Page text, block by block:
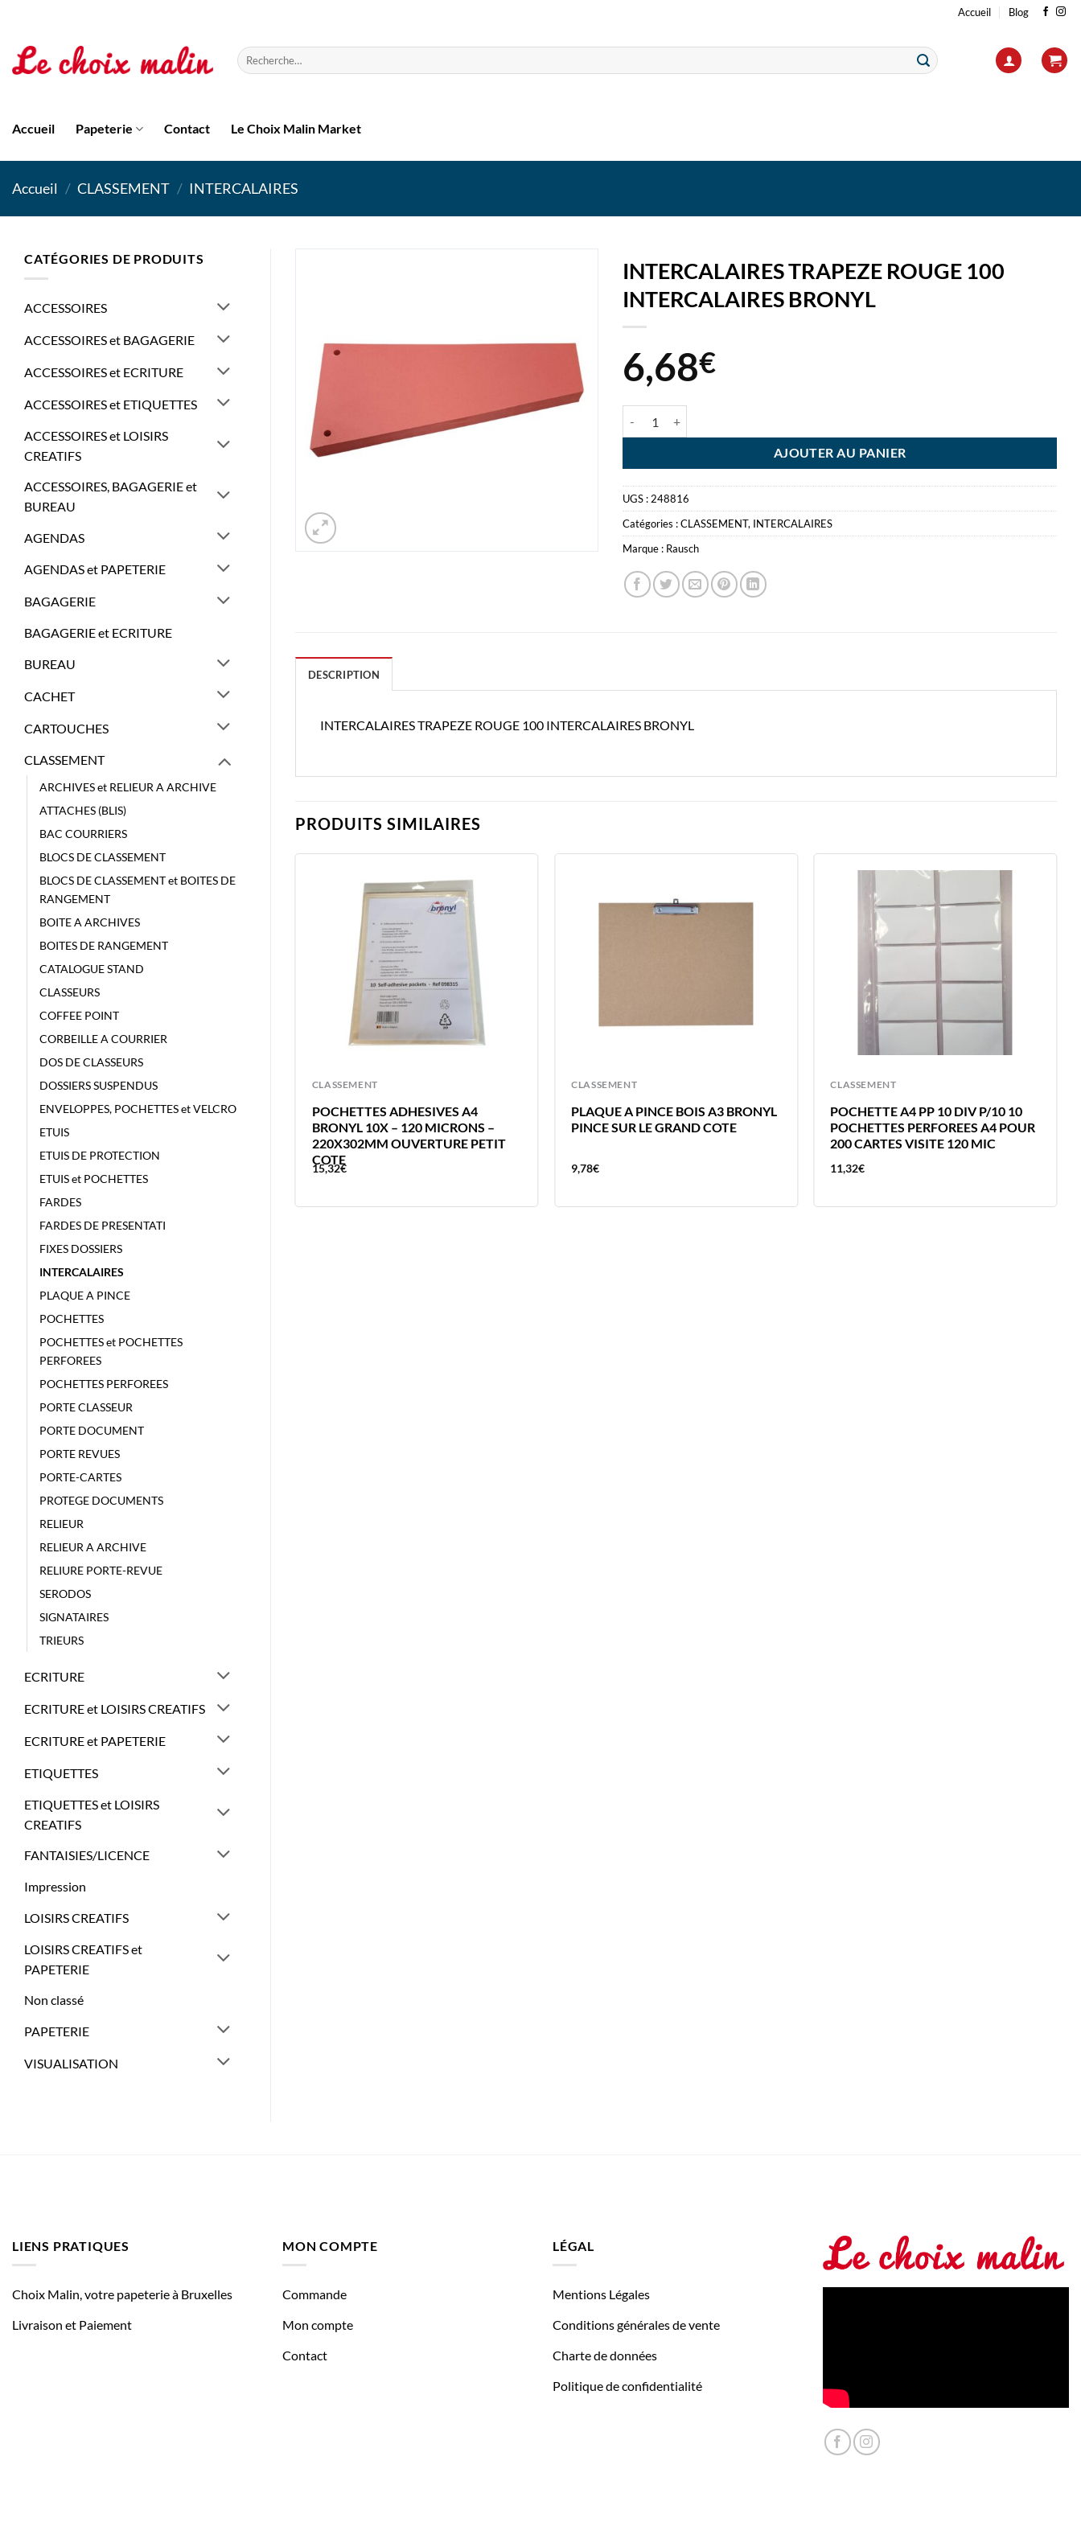
contenu
Accueil Blog
Recherche
pour :
Accueil Papeterie Contact Le Choix Malin Market
Accueil / CLASSEMENT / INTERCALAIRES
CATÉGORIES DE PRODUITS
ACCESSOIRES
ACCESSOIRES et BAGAGERIE
ACCESSOIRES et ECRITURE
ACCESSOIRES et ETIQUETTES
ACCESSOIRES et LOISIRS
CREATIFS
ACCESSOIRES, BAGAGERIE et
BUREAU
AGENDAS
AGENDAS et PAPETERIE
BAGAGERIE
BAGAGERIE et ECRITURE
BUREAU
CACHET
CARTOUCHES
CLASSEMENT
ARCHIVES et RELIEUR A ARCHIVE
ATTACHES (BLIS)
BAC COURRIERS
BLOCS DE CLASSEMENT
BLOCS DE CLASSEMENT et BOITES DE
RANGEMENT
BOITE A ARCHIVES
BOITES DE RANGEMENT
CATALOGUE STAND
CLASSEURS
COFFEE POINT
CORBEILLE A COURRIER
DOS DE CLASSEURS
DOSSIERS SUSPENDUS
ENVELOPPES, POCHETTES et VELCRO
ETUIS
ETUIS DE PROTECTION
ETUIS et POCHETTES
FARDES
FARDES DE PRESENTATI
FIXES DOSSIERS
INTERCALAIRES
PLAQUE A PINCE
POCHETTES
POCHETTES et POCHETTES
PERFOREES
POCHETTES PERFOREES
PORTE CLASSEUR
PORTE DOCUMENT
PORTE REVUES
PORTE-CARTES
PROTEGE DOCUMENTS
RELIEUR
RELIEUR A ARCHIVE
RELIURE PORTE-REVUE
SERODOS
SIGNATAIRES
TRIEURS
ECRITURE
ECRITURE et LOISIRS CREATIFS
ECRITURE et PAPETERIE
ETIQUETTES
ETIQUETTES et LOISIRS
CREATIFS
FANTAISIES/LICENCE
Impression
LOISIRS CREATIFS
LOISIRS CREATIFS et
PAPETERIE
Non classé
PAPETERIE
VISUALISATION
INTERCALAIRES TRAPEZE ROUGE 100
INTERCALAIRES BRONYL
6,68€
AJOUTER AU PANIER
UGS : 248816
Catégories :CLASSEMENT, INTERCALAIRES
Marque : Rausch
DESCRIPTION
INTERCALAIRES TRAPEZE ROUGE 100 INTERCALAIRES BRONYL
PRODUITS SIMILAIRES
CLASSEMENT
POCHETTES ADHESIVES A4
BRONYL 10X – 120 MICRONS –
220X302MM OUVERTURE PETIT
COTE
15,32€
CLASSEMENT
PLAQUE A PINCE BOIS A3 BRONYL
PINCE SUR LE GRAND COTE
9,78€
CLASSEMENT
POCHETTE A4 PP 10 DIV P/10 10
POCHETTES PERFOREES A4 POUR
200 CARTES VISITE 120 MIC
11,32€
CLASSEMENT
INTERCALAIRE CARTON SLT 12P
A4 – ESSELTE – 12 POSITIONS
LIENS PRATIQUES
Choix Malin, votre papeterie à Bruxelles
Livraison et Paiement
MON COMPTE
Commande
Mon compte
Contact
LÉGAL
Mentions Légales
Conditions générales de vente
Charte de données
Politique de confidentialité